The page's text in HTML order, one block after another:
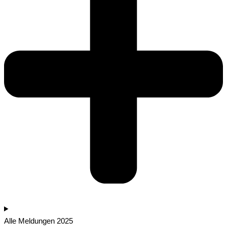
Alle Meldungen 2025